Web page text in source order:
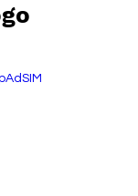
5 estrelas.